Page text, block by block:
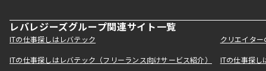
レバレジーズグループ関連サイト一覧
ITの仕事探しはレバテック クリエイタ
ITの仕事探しはレバテック（フリーランス向けサービス紹介） ITの仕事探